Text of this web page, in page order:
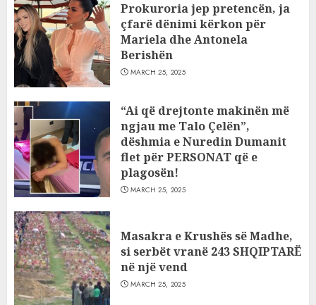
Prokuroria jep pretencën, ja
çfarë dënimi kërkon për
Mariela dhe Antonela
Berishën
MARCH 25, 2025
“Ai që drejtonte makinën më
ngjau me Talo Çelën”,
dëshmia e Nuredin Dumanit
flet për PERSONAT që e
plagosën!
MARCH 25, 2025
Masakra e Krushës së Madhe,
si serbët vranë 243 SHQIPTARË
në një vend
MARCH 25, 2025